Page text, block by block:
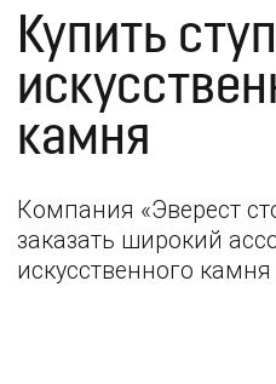
Политика конфиденциальности